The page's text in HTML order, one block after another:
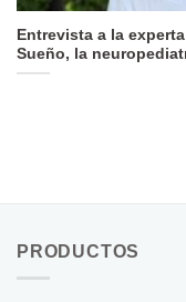
Entrevista a la
Sueño, la
PRODUCTOS